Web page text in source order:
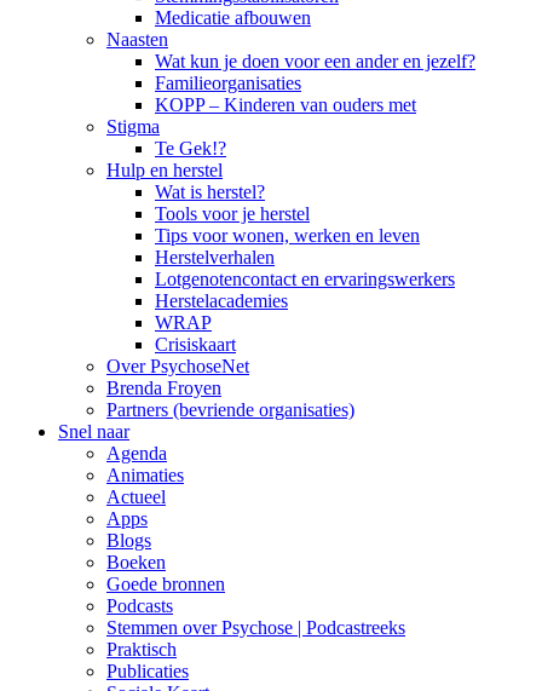
Medicatie afbouwen
Naasten
Wat kun je doen voor een ander en jezelf?
Familieorganisaties
KOPP – Kinderen van ouders met
Stigma
Te Gek!?
Hulp en herstel
Wat is herstel?
Tools voor je herstel
Tips voor wonen, werken en leven
Herstelverhalen
Lotgenotencontact en ervaringswerkers
Herstelacademies
WRAP
Crisiskaart
Over PsychoseNet
Brenda Froyen
Partners (bevriende organisaties)
Snel naar
Agenda
Animaties
Actueel
Apps
Blogs
Boeken
Goede bronnen
Podcasts
Stemmen over Psychose | Podcastreeks
Praktisch
Publicaties